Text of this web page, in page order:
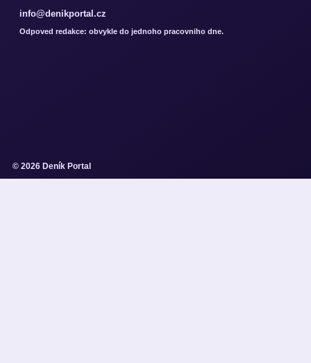
info@denikportal.cz
Odpoved redakce: obvykle do jednoho pracovniho dne.
© 2026 Deník Portal